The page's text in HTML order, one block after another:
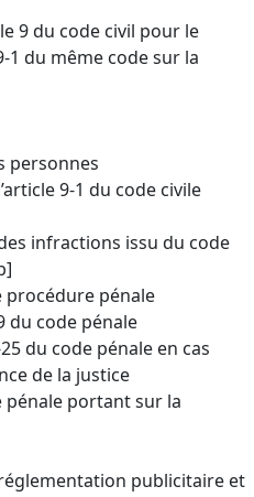
9 du code civil pour le
1 du même code sur la
personnes
9-1 du code civile
infractions issu du code
procédure pénale
du code pénale
du code pénale en cas
de la justice
pénale portant sur la
publicitaire et